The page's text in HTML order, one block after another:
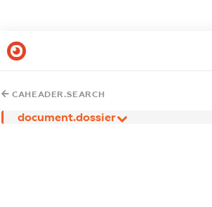
CAHEADER.SEARCH
document.dossier